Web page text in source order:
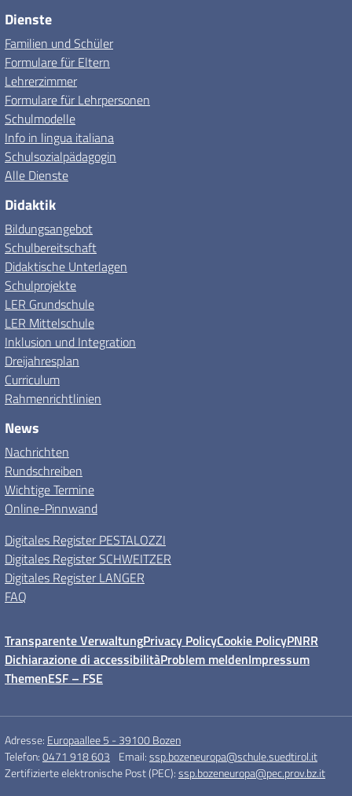
Dienste
Familien und Schüler
Formulare für Eltern
Lehrerzimmer
Formulare für Lehrpersonen
Schulmodelle
Info in lingua italiana
Schulsozialpädagogin
Alle Dienste
Didaktik
Bildungsangebot
Schulbereitschaft
Didaktische Unterlagen
Schulprojekte
LER Grundschule
LER Mittelschule
Inklusion und Integration
Dreijahresplan
Curriculum
Rahmenrichtlinien
News
Nachrichten
Rundschreiben
Wichtige Termine
Online-Pinnwand
Digitales Register PESTALOZZI
Digitales Register SCHWEITZER
Digitales Register LANGER
FAQ
Transparente VerwaltungPrivacy PolicyCookie PolicyPNRR
Dichiarazione di accessibilitàProblem meldenImpressum
ThemenESF – FSE
Adresse: Europaallee 5 - 39100 Bozen
Telefon:0471 918 603 Email:ssp.bozeneuropa@schule.suedtirol.it
Zertifizierte elektronische Post (PEC):ssp.bozeneuropa@pec.prov.bz.it